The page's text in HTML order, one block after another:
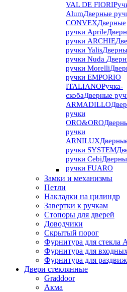
VAL DE FIORI
AlumДверные
CONVEXДверные
ручки Aprile
ручки ARCHIE
ручки Yalis
ручки Nuda
ручки Morelli
ручки EMPORIO
ITALIANOРучка-
скобаДверные
ARMADILLO
ручки
ORO&ORO
ручки
ARNILUX
ручки SYSTEM
ручки Cebi
ручки FUARO
Замки и механизмы
Петли
Накладки на цилиндр
Завертки к ручкам
Стопоры для дверей
Доводчики
Скрытый порог
Фурнитура для
Фурнитура для
Фурнитура для
Двери стеклянные
Graddoor
Акма